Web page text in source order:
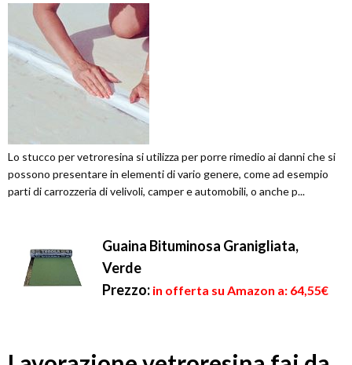
Lo stucco per vetroresina si utilizza per porre rimedio ai danni che si
possono presentare in elementi di vario genere, come ad esempio
parti di carrozzeria di velivoli, camper e automobili, o anche p...
Guaina Bituminosa Granigliata,
Verde
Prezzo: in offerta su Amazon a: 64,55€